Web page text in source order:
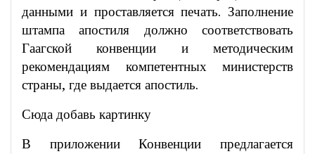
данными и проставляется печать. Заполнение
штампа апостиля должно соответствовать
Гаагской конвенции и методическим
рекомендациям компетентных министерств
страны, где выдается апостиль.
Сюда добавь картинку
В приложении Конвенции предлагается